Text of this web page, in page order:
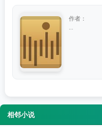
作者：
相邻小说